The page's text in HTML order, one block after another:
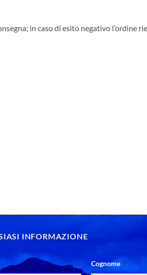
in caso di esito negativo l’ordine
INFORMAZIONE
Cognome *